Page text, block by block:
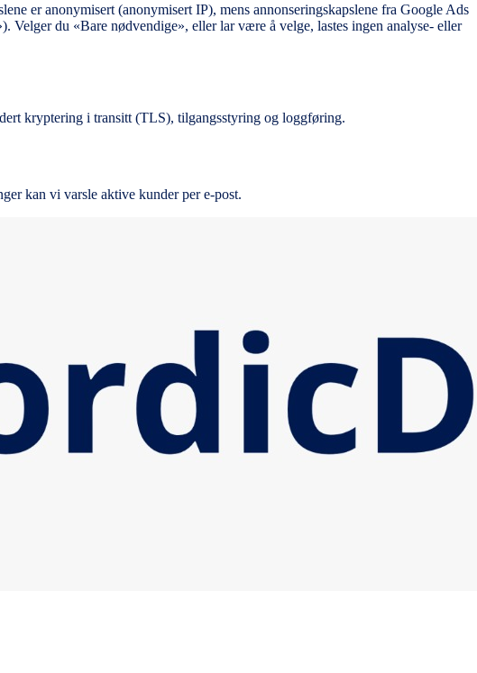
er anonymisert (anonymisert IP), mens annonseringskapslene fra Google Ads
Velger du «Bare nødvendige», eller lar være å velge, lastes ingen analyse- eller
kryptering i transitt (TLS), tilgangsstyring og loggføring.
kan vi varsle aktive kunder per e-post.